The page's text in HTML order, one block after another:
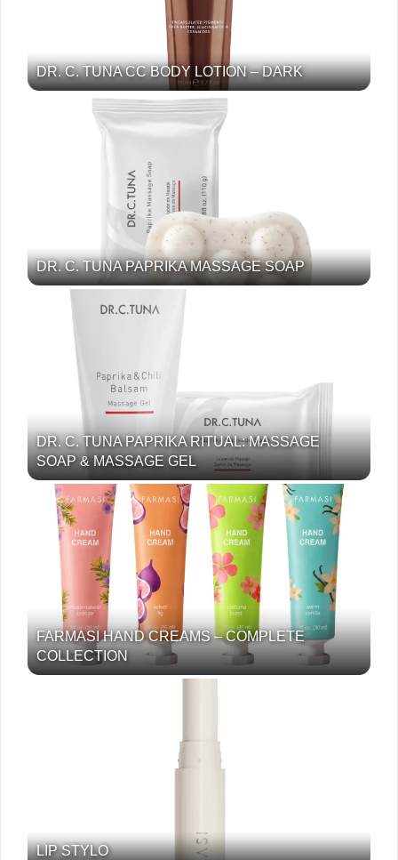
DR. C. TUNA CC BODY LOTION – DARK
DR. C. TUNA PAPRIKA MASSAGE SOAP
DR. C. TUNA PAPRIKA RITUAL: MASSAGE
SOAP & MASSAGE GEL
FARMASI HAND CREAMS – COMPLETE
COLLECTION
LIP STYLO